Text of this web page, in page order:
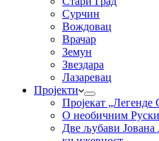
Сурчин
Вождовац
Врачар
Земун
Звездара
Лазаревац
Пројекти
Пројекат „Легенде
О необичним
Две љубави Јована